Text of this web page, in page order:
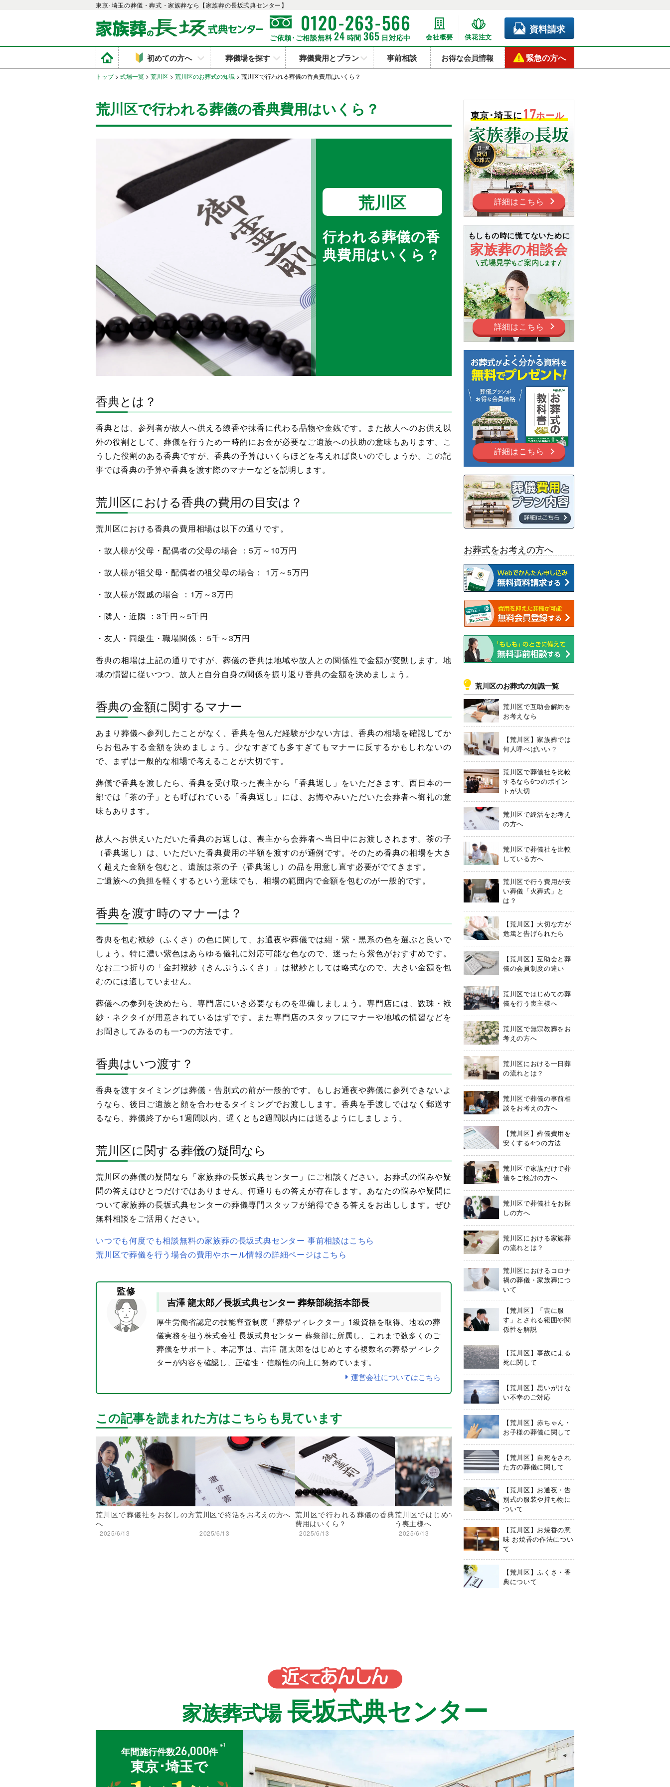
東京･埼玉の葬儀・葬式・家族葬なら【家族葬の長坂式典センター】
0120-263-566
ご依頼･ご相談無料 24 時間 365 日対応中 会社概要 供花注文
資料請求
初めての方へ 葬儀場を探す 葬儀費用とプラン 事前相談 お得な会員情報 緊急の方へ
トップ > 式場一覧 > 荒川区 > 荒川区のお葬式の知識 > 荒川区で行われる葬儀の香典費用はいくら？
荒川区で行われる葬儀の香典費用はいくら？
荒川区
行われる葬儀の香
典費用はいくら？
香典とは？
香典とは、参列者が故人へ供える線香や抹香に代わる品物や金銭です。また故人へのお供え以
外の役割として、葬儀を行うため一時的にお金が必要なご遺族への扶助の意味もあります。こ
うした役割のある香典ですが、香典の予算はいくらほどを考えれば良いのでしょうか。この記
事では香典の予算や香典を渡す際のマナーなどを説明します。
荒川区における香典の費用の目安は？
荒川区における香典の費用相場は以下の通りです。
・故人様が父母・配偶者の父母の場合 ：5万～10万円
・故人様が祖父母・配偶者の祖父母の場合： 1万～5万円
・故人様が親戚の場合 ：1万～3万円
・隣人・近隣 ：3千円～5千円
・友人・同級生・職場関係： 5千～3万円
香典の相場は上記の通りですが、葬儀の香典は地域や故人との関係性で金額が変動します。地
域の慣習に従いつつ、故人と自分自身の関係を振り返り香典の金額を決めましょう。
香典の金額に関するマナー
あまり葬儀へ参列したことがなく、香典を包んだ経験が少ない方は、香典の相場を確認してか
らお包みする金額を決めましょう。少なすぎても多すぎてもマナーに反するかもしれないの
で、まずは一般的な相場で考えることが大切です。
葬儀で香典を渡したら、香典を受け取った喪主から「香典返し」をいただきます。西日本の一
部では「茶の子」とも呼ばれている「香典返し」には、お悔やみいただいた会葬者へ御礼の意
味もあります。
故人へお供えいただいた香典のお返しは、喪主から会葬者へ当日中にお渡しされます。茶の子
（香典返し）は、いただいた香典費用の半額を渡すのが通例です。そのため香典の相場を大き
く超えた金額を包むと、遺族は茶の子（香典返し）の品を用意し直す必要がでてきます。
ご遺族への負担を軽くするという意味でも、相場の範囲内で金額を包むのが一般的です。
香典を渡す時のマナーは？
香典を包む袱紗（ふくさ）の色に関して、お通夜や葬儀では紺・紫・黒系の色を選ぶと良いで
しょう。特に濃い紫色はあらゆる儀礼に対応可能な色なので、迷ったら紫色がおすすめです。
なお二つ折りの「金封袱紗（きんぷうふくさ）」は袱紗としては略式なので、大きい金額を包
むのには適していません。
葬儀への参列を決めたら、専門店にいき必要なものを準備しましょう。専門店には、数珠・袱
紗・ネクタイが用意されているはずです。また専門店のスタッフにマナーや地域の慣習などを
お聞きしてみるのも一つの方法です。
香典はいつ渡す？
香典を渡すタイミングは葬儀・告別式の前が一般的です。もしお通夜や葬儀に参列できないよ
うなら、後日ご遺族と顔を合わせるタイミングでお渡しします。香典を手渡しではなく郵送す
るなら、葬儀終了から1週間以内、遅くとも2週間以内には送るようにしましょう。
荒川区に関する葬儀の疑問なら
荒川区の葬儀の疑問なら「家族葬の長坂式典センター」にご相談ください。お葬式の悩みや疑
問の答えはひとつだけではありません。何通りもの答えが存在します。あなたの悩みや疑問に
ついて家族葬の長坂式典センターの葬儀専門スタッフが納得できる答えをお出しします。ぜひ
無料相談をご活用ください。
いつでも何度でも相談無料の家族葬の長坂式典センター 事前相談はこちら
荒川区で葬儀を行う場合の費用やホール情報の詳細ページはこちら
監修
吉澤 龍太郎／長坂式典センター 葬祭部統括本部長
厚生労働省認定の技能審査制度「葬祭ディレクター」1級資格を取得。地域の葬
儀実務を担う株式会社 長坂式典センター 葬祭部に所属し、これまで数多くのご
葬儀をサポート。本記事は、吉澤 龍太郎をはじめとする複数名の葬祭ディレク
ターが内容を確認し、正確性・信頼性の向上に努めています。
運営会社についてはこちら
この記事を読まれた方はこちらも見ています
荒川区で葬儀社をお探しの方
へ
2025/6/13
荒川区で終活をお考えの方へ
2025/6/13
荒川区で行われる葬儀の香典
費用はいくら？
2025/6/13
荒川区ではじめての葬儀を行
う喪主様へ
2025/6/13
【荒川区】お焼香の意味 お焼
2025/6/18
東京･埼玉に17ホール
詳細はこちら
もしもの時に慌てないために
家族葬の相談会
詳細はこちら
詳細はこちら
お葬式をお考えの方へ
荒川区のお葬式の知識一覧
荒川区で互助会解約を
お考えなら
【荒川区】家族葬では
何人呼べばいい？
荒川区で葬儀社を比較
するなら6つのポイン
トが大切
荒川区で終活をお考え
の方へ
荒川区で葬儀社を比較
している方へ
荒川区で行う費用が安
い葬儀「火葬式」と
は？
【荒川区】大切な方が
危篤と告げられたら
【荒川区】互助会と葬
儀の会員制度の違い
荒川区ではじめての葬
儀を行う喪主様へ
荒川区で無宗教葬をお
考えの方へ
荒川区における一日葬
の流れとは？
荒川区で葬儀の事前相
談をお考えの方へ
【荒川区】葬儀費用を
安くする4つの方法
荒川区で家族だけで葬
儀をご検討の方へ
荒川区で葬儀社をお探
しの方へ
荒川区における家族葬
の流れとは？
荒川区におけるコロナ
禍の葬儀・家族葬につ
いて
【荒川区】「喪に服
す」とされる範囲や関
係性を解説
【荒川区】事故による
死に関して
【荒川区】思いがけな
い不幸のご対応
【荒川区】赤ちゃん・
お子様の葬儀に関して
【荒川区】自死をされ
た方の葬儀に関して
【荒川区】お通夜・告
別式の服装や持ち物に
ついて
【荒川区】お焼香の意
味 お焼香の作法につい
て
【荒川区】ふくさ・香
典について
家族葬式場長坂式典センター
年間施行件数26,000件
東京･埼玉で